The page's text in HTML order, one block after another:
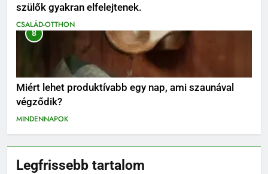
szülők gyakran elfelejtenek.
CSALÁD-OTTHON
8
Miért lehet produktívabb egy nap, ami szaunával
végződik?
MINDENNAPOK
Legfrissebb tartalom